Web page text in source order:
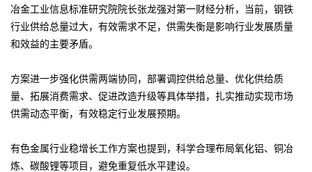
冶金工业信息标准研究院院长张龙强对第一财经分析，当前，钢铁
行业供给总量过大，有效需求不足，供需失衡是影响行业发展质量
和效益的主要矛盾。
方案进一步强化供需两端协同，部署调控供给总量、优化供给质
量、拓展消费需求、促进改造升级等具体举措，扎实推动实现市场
供需动态平衡，有效稳定行业发展预期。
有色金属行业稳增长工作方案也提到，科学合理布局氧化铝、铜冶
炼、碳酸锂等项目，避免重复低水平建设。